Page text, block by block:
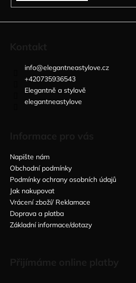
info@elegantneastylove.cz
+420735936543
Elegantně a stylově
elegantneastylove
Napište nám
Obchodní podmínky
Podmínky ochrany osobních údajů
Jak nakupovat
Vrácení zboží/ Reklamace
Doprava a platba
Základní informace/dotazy